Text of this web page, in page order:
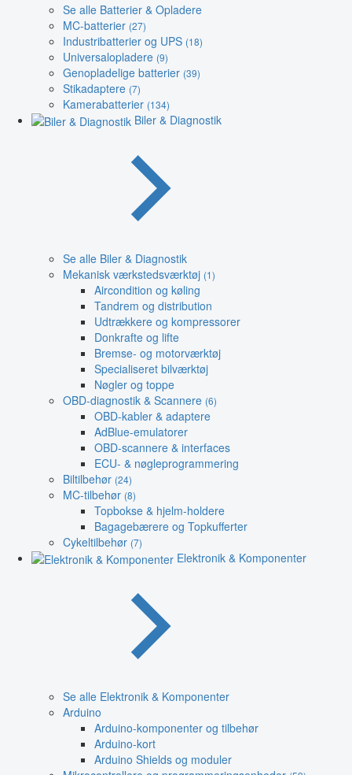
Se alle Batterier & Opladere
MC-batterier (27)
Industribatterier og UPS (18)
Universalopladere (9)
Genopladelige batterier (39)
Stikadaptere (7)
Kamerabatterier (134)
Biler & Diagnostik
Se alle Biler & Diagnostik
Mekanisk værkstedsværktøj (1)
Aircondition og køling
Tandrem og distribution
Udtrækkere og kompressorer
Donkrafte og lifte
Bremse- og motorværktøj
Specialiseret bilværktøj
Nøgler og toppe
OBD-diagnostik & Scannere (6)
OBD-kabler & adaptere
AdBlue-emulatorer
OBD-scannere & interfaces
ECU- & nøgleprogrammering
Biltilbehør (24)
MC-tilbehør (8)
Topbokse & hjelm-holdere
Bagagebærere og Topkufferter
Cykeltilbehør (7)
Elektronik & Komponenter
Se alle Elektronik & Komponenter
Arduino
Arduino-komponenter og tilbehør
Arduino-kort
Arduino Shields og moduler